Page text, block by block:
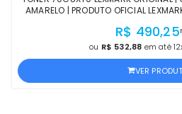
AMARELO | PRODUTO OFICIAL
R$ 490,25
ou R$ 532,88 em até
VER